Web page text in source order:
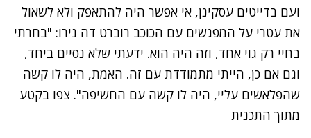
ועם בדייטים עסקינן, אי אפשר היה להתאפק ולא לשאול
את עטרי על המפגשים עם הכוכב רוברט דה נירו: "בחרתי
בחיי רק גוי אחד, וזה היה הוא. ידעתי שלא נסיים ביחד,
וגם אם כן, הייתי מתמודדת עם זה. האמת, היה לו קשה
שהפלאשים עליי, היה לו קשה עם החשיפה". צפו בקטע
מתוך התכנית